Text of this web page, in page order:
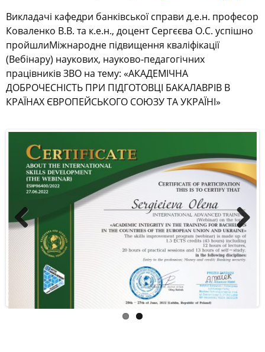
Викладачі кафедри банківської справи д.е.н. професор
Коваленко В.В. та к.е.н., доцент Сергєєва О.С. успішно
пройшлиМіжнародне підвищення кваліфікації
(Вебінару) наукових, науково-педагогічних
працівників ЗВО на тему: «АКАДЕМІЧНА
ДОБРОЧЕСНІСТЬ ПРИ ПІДГОТОВЦІ БАКАЛАВРІВ В
КРАЇНАХ ЄВРОПЕЙСЬКОГО СОЮЗУ ТА УКРАЇНІ»
Previous Next